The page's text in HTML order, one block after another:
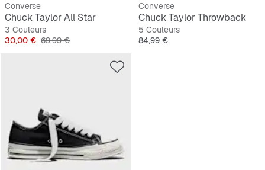
Converse
Chuck Taylor All Star
3 Couleurs
Prix
30,00 € Prix original
69,99 €
Converse
Chuck Taylor Throwback
5 Couleurs
Prix
84,99 €